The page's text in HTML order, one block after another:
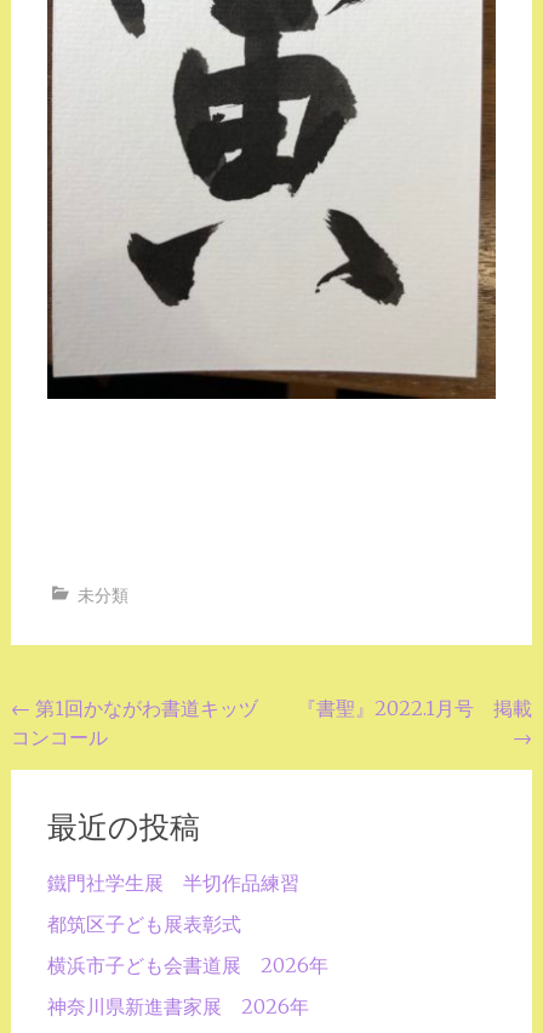
未分類
投
稿
← 第1回かながわ書道キッヅ
コンコール
『書聖』2022.1月号 掲載
→
最近の投稿
鐵門社学生展 半切作品練習
都筑区子ども展表彰式
横浜市子ども会書道展 2026年
神奈川県新進書家展 2026年